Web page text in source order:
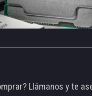
Llámanos y te